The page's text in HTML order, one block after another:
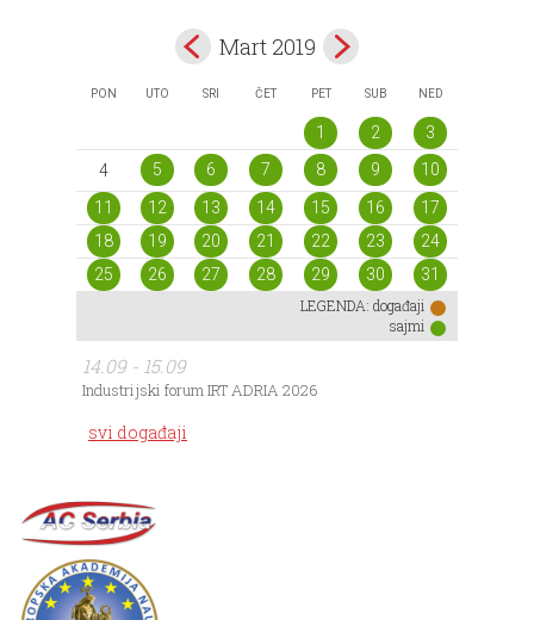
Mart 2019
PON UTO SRI ČET PET SUB NED
1 2
3
4
5 6 7 8 9
10
11
12 13 14 15 16
17
18
19 20 21 22 23
24
25
26 27 28 29 30
31
LEGENDA: događaji
sajmi
14.09 - 15.09
Industrijski forum IRT ADRIA 2026
svi događaji